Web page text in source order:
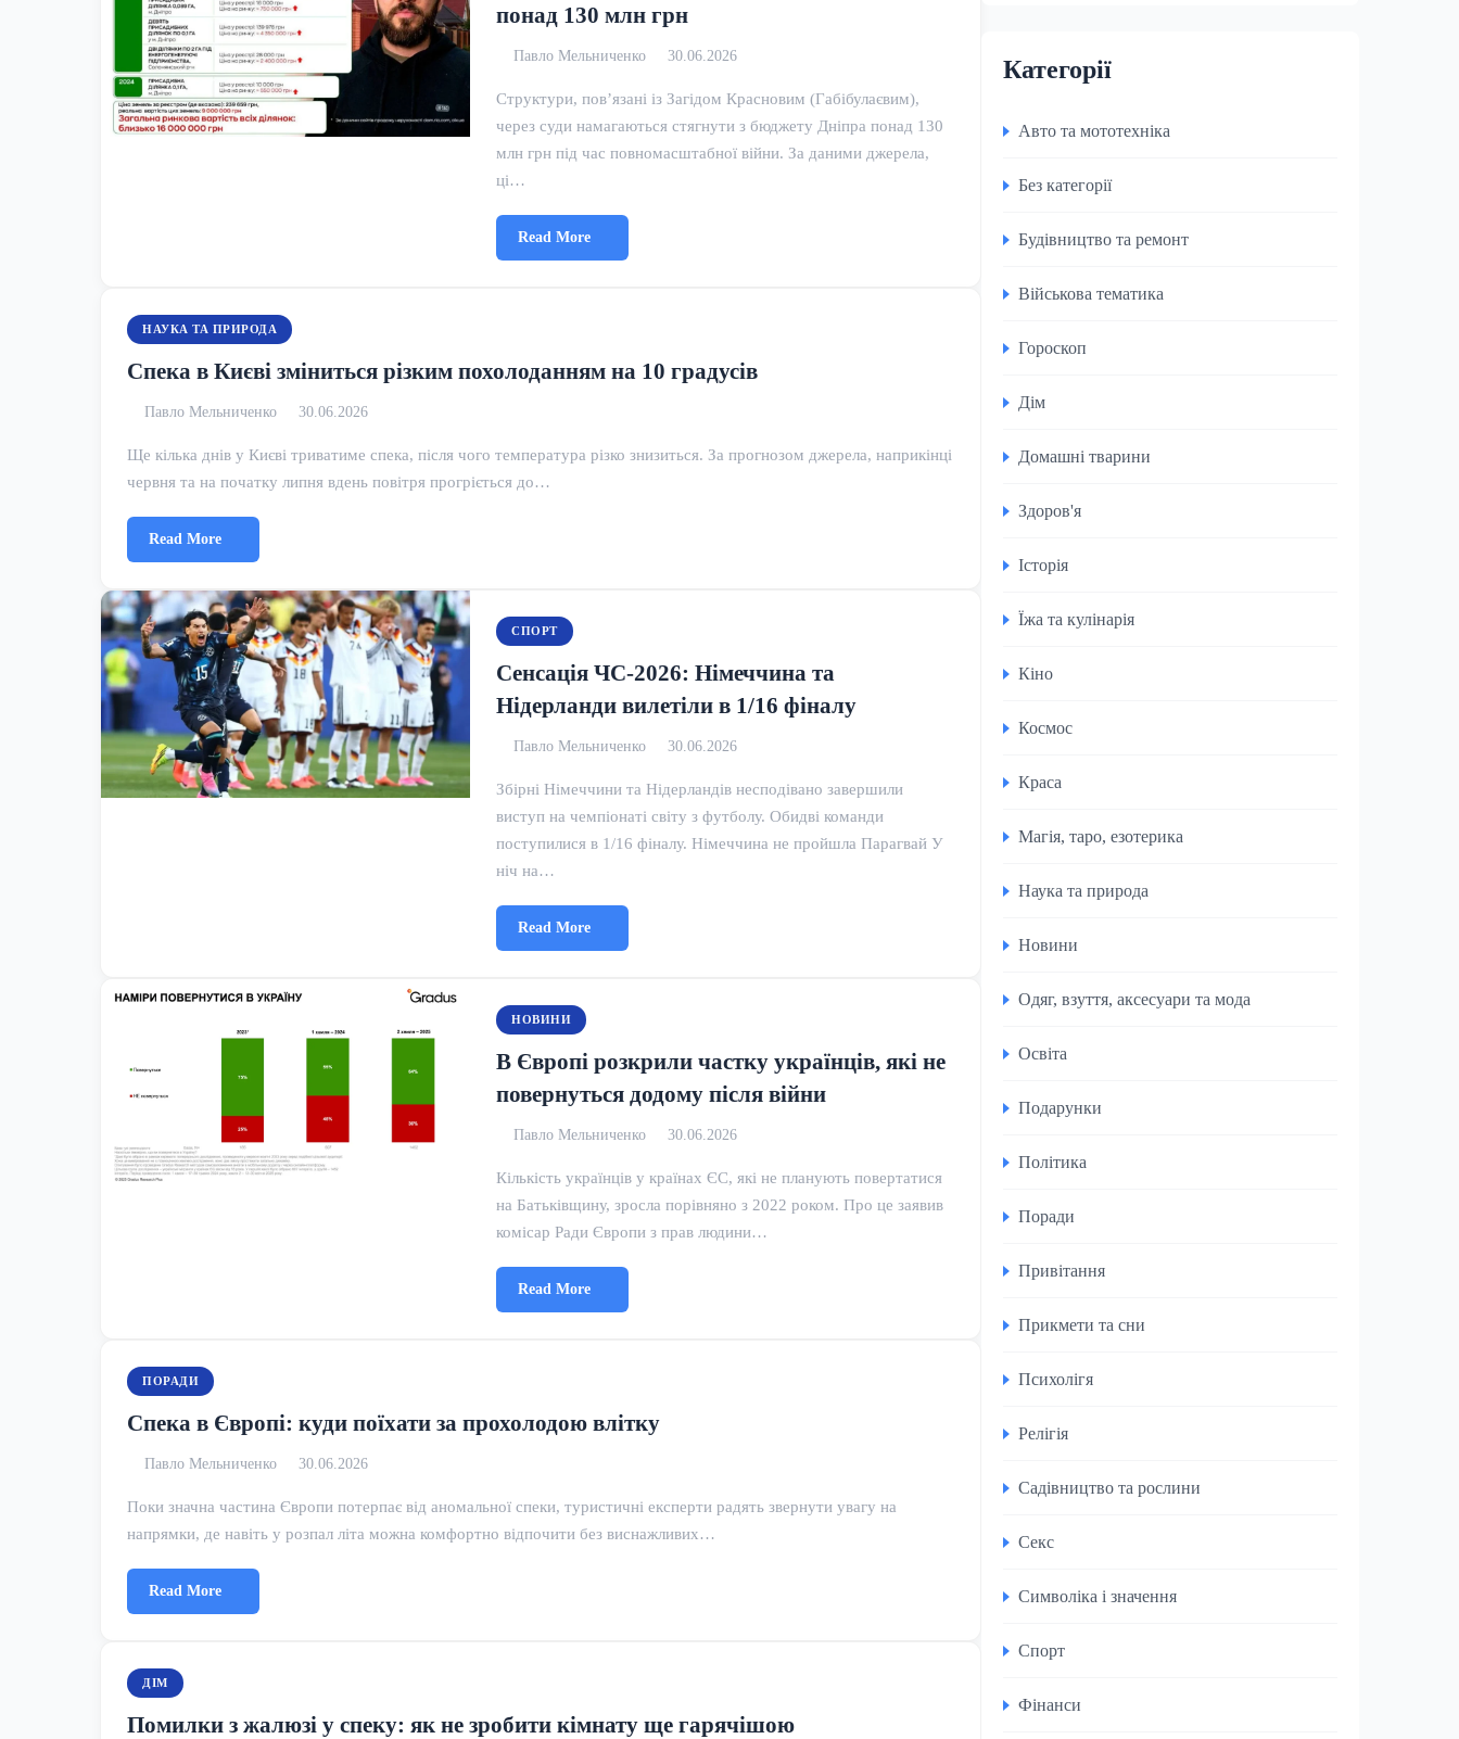
понад 130 млн грн
Павло Мельниченко 30.06.2026
Структури, пов’язані із Загідом Красновим (Габібулаєвим),
через суди намагаються стягнути з бюджету Дніпра понад 130
млн грн під час повномасштабної війни. За даними джерела,
ці…
Read More
НАУКА ТА ПРИРОДА
Спека в Києві зміниться різким похолоданням на 10 градусів
Павло Мельниченко 30.06.2026
Ще кілька днів у Києві триватиме спека, після чого температура різко знизиться. За прогнозом джерела, наприкінці
червня та на початку липня вдень повітря прогріється до…
Read More
СПОРТ
Сенсація ЧС-2026: Німеччина та
Нідерланди вилетіли в 1/16 фіналу
Павло Мельниченко 30.06.2026
Збірні Німеччини та Нідерландів несподівано завершили
виступ на чемпіонаті світу з футболу. Обидві команди
поступилися в 1/16 фіналу. Німеччина не пройшла Парагвай У
ніч на…
Read More
НОВИНИ
В Європі розкрили частку українців, які не
повернуться додому після війни
Павло Мельниченко 30.06.2026
Кількість українців у країнах ЄС, які не планують повертатися
на Батьківщину, зросла порівняно з 2022 роком. Про це заявив
комісар Ради Європи з прав людини…
Read More
ПОРАДИ
Спека в Європі: куди поїхати за прохолодою влітку
Павло Мельниченко 30.06.2026
Поки значна частина Європи потерпає від аномальної спеки, туристичні експерти радять звернути увагу на
напрямки, де навіть у розпал літа можна комфортно відпочити без виснажливих…
Read More
ДІМ
Помилки з жалюзі у спеку: як не зробити кімнату ще гарячішою
Категорії
Авто та мототехніка
Без категорії
Будівництво та ремонт
Військова тематика
Гороскоп
Дім
Домашні тварини
Здоров'я
Історія
Їжа та кулінарія
Кіно
Космос
Краса
Магія, таро, езотерика
Наука та природа
Новини
Одяг, взуття, аксесуари та мода
Освіта
Подарунки
Політика
Поради
Привітання
Прикмети та сни
Психолігя
Релігія
Садівництво та рослини
Секс
Символіка і значення
Спорт
Фінанси